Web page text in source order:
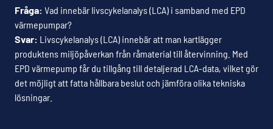
Fråga: Vad innebär livscykelanalys (LCA) i samband med EPD
värmepumpar?
Svar: Livscykelanalys (LCA) innebär att man kartlägger
produktens miljöpåverkan från råmaterial till återvinning. Med
EPD värmepump får du tillgång till detaljerad LCA-data, vilket gör
det möjligt att fatta hållbara beslut och jämföra olika tekniska
lösningar.